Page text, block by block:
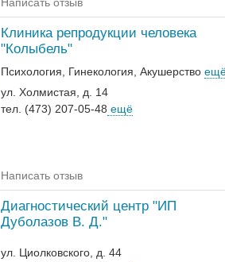
Клиника репродукции человека
"Колыбель"
Психология Гинекология Акушерство
ул. Холмистая, д. 14
тел. (473) 207-05-48 ещё
Написать отзыв
Диагностический центр "ИП
Дуболазов В. Д."
ул. Циолковского, д. 44